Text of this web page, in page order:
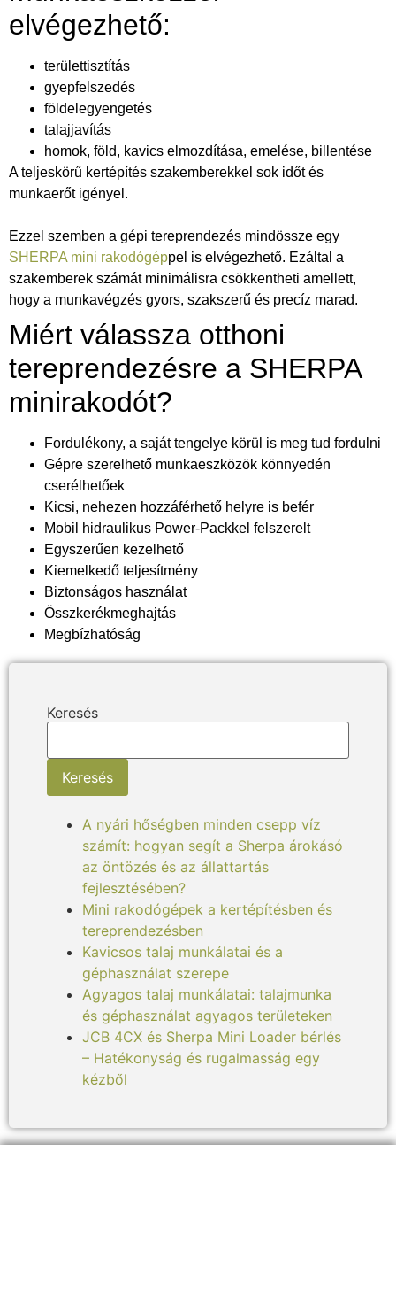
elvégezhető:
területtisztítás
gyepfelszedés
földelegyengetés
talajjavítás
homok, föld, kavics elmozdítása, emelése, billentése
A teljeskörű kertépítés szakemberekkel sok időt és
munkaerőt igényel.
Ezzel szemben a gépi tereprendezés mindössze egy
SHERPA mini rakodógéppel is elvégezhető. Ezáltal a
szakemberek számát minimálisra csökkentheti amellett,
hogy a munkavégzés gyors, szakszerű és precíz marad.
Miért válassza otthoni
tereprendezésre a SHERPA
minirakodót?
Fordulékony, a saját tengelye körül is meg tud fordulni
Gépre szerelhető munkaeszközök könnyedén
cserélhetőek
Kicsi, nehezen hozzáférhető helyre is befér
Mobil hidraulikus Power-Packkel felszerelt
Egyszerűen kezelhető
Kiemelkedő teljesítmény
Biztonságos használat
Összkerékmeghajtás
Megbízhatóság
Keresés
Keresés
A nyári hőségben minden csepp víz
számít: hogyan segít a Sherpa árokásó
az öntözés és az állattartás
fejlesztésében?
Mini rakodógépek a kertépítésben és
tereprendezésben
Kavicsos talaj munkálatai és a
géphasználat szerepe
Agyagos talaj munkálatai: talajmunka
és géphasználat agyagos területeken
JCB 4CX és Sherpa Mini Loader bérlés
– Hatékonyság és rugalmasság egy
kézből